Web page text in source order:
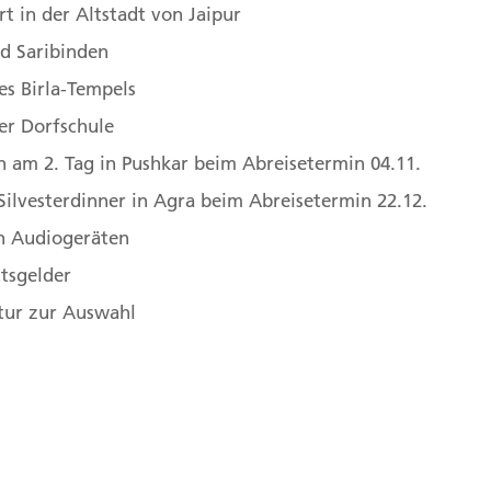
um den Pushkar-See. 15 km (F)
das Pushkarfest! Dabei sein, mitten im bunten
04.11. macht es möglich.
Indien,3. Pushkar, Rajasthan, Indien
nach Jojawar
bei einem Spaziergang zu
in Kontakt zu kommen. 160 km (F)
in der Altstadt von Jaipur
Saribinden
Birla-Tempels
Dorfschule
am 2. Tag in Pushkar beim Abreisetermin 04.11.
in Agra beim Abreisetermin 22.12.
Audiogeräten
zur Auswahl